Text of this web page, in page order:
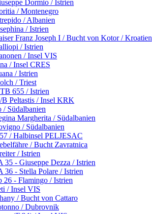
Dormio / Istrien
/ Montenegro
/ Albanien
/ Istrien
Franz Joseph I / Bucht von Kotor / Kroatien
/ Istrien
/ Insel VIS
/ Insel CRES
/ Istrien
/ Triest
655 / Istrien
Peltastis / Insel KRK
/ Südalbanien
Margherita / Südalbanien
/ Südalbanien
/ Halbinsel PELJESAC
/ Bucht Zavratnica
/ Istrien
35 - Giuseppe Dezza / Istrien
36 - Stella Polare / Istrien
26 - Flamingo / Istrien
/ Insel VIS
/ Bucht von Cattaro
/ Dubrovnik